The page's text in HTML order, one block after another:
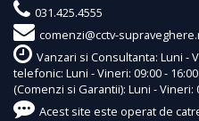
031.425.4555
comenzi@cctv-
Vanzari si Consultanta: Luni -
telefonic: Luni - Vineri: 09:00 -
(Comenzi si Garantii): Luni - Vineri:
Acest site este operat de catre